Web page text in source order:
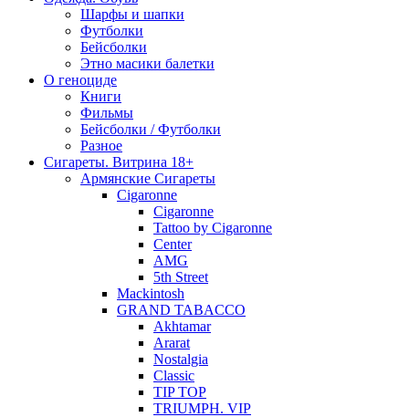
Шарфы и шапки
Футболки
Бейсболки
Этно масики балетки
О геноциде
Книги
Фильмы
Бейсболки / Футболки
Разное
Сигареты. Витрина 18+
Армянские Сигареты
Cigaronne
Cigaronne
Tattoo by Cigaronne
Center
AMG
5th Street
Mackintosh
GRAND TABACCO
Akhtamar
Ararat
Nostalgia
Classic
TIP TOP
TRIUMPH. VIP